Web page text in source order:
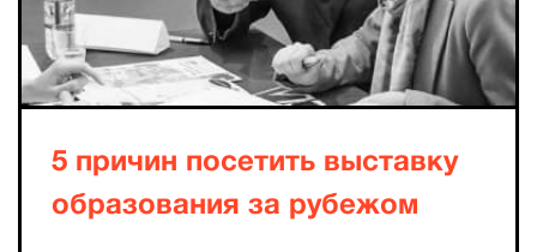
5 причин посетить выставку
образования за рубежом